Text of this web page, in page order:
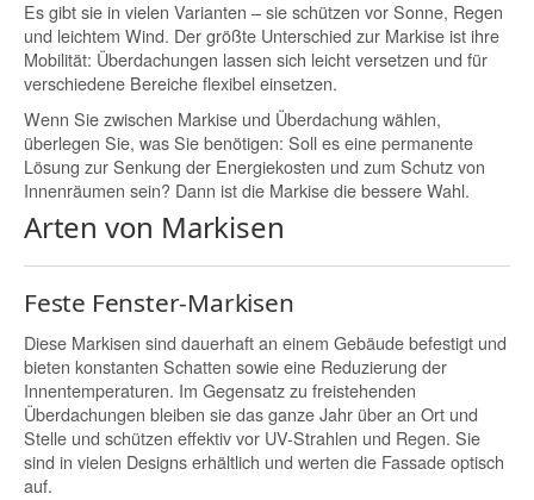
Es gibt sie in vielen Varianten – sie schützen vor Sonne, Regen
und leichtem Wind. Der größte Unterschied zur Markise ist ihre
Mobilität: Überdachungen lassen sich leicht versetzen und für
verschiedene Bereiche flexibel einsetzen.
Wenn Sie zwischen Markise und Überdachung wählen,
überlegen Sie, was Sie benötigen: Soll es eine permanente
Lösung zur Senkung der Energiekosten und zum Schutz von
Innenräumen sein? Dann ist die Markise die bessere Wahl.
Arten von Markisen
Feste Fenster-Markisen
Diese Markisen sind dauerhaft an einem Gebäude befestigt und
bieten konstanten Schatten sowie eine Reduzierung der
Innentemperaturen. Im Gegensatz zu freistehenden
Überdachungen bleiben sie das ganze Jahr über an Ort und
Stelle und schützen effektiv vor UV-Strahlen und Regen. Sie
sind in vielen Designs erhältlich und werten die Fassade optisch
auf.